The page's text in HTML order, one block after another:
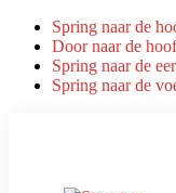
Spring naar de
Door naar de
Spring naar de
Spring naar de